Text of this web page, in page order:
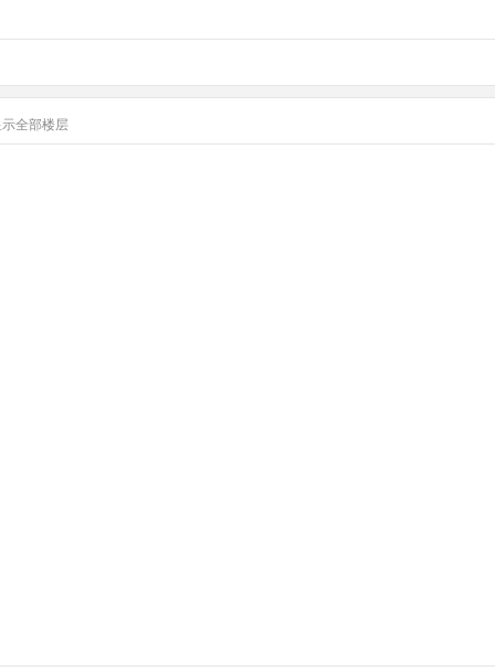
示全部楼层